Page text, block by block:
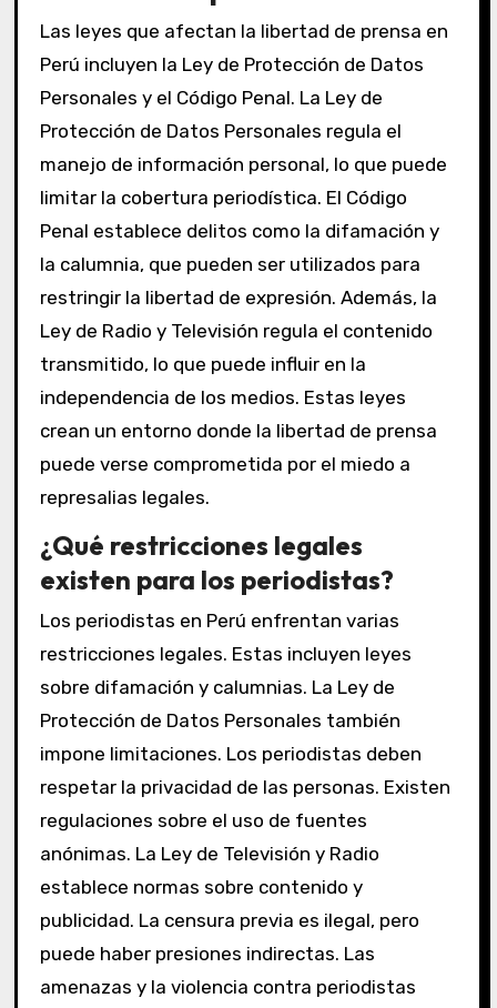
Las leyes que afectan la libertad de prensa en
Perú incluyen la Ley de Protección de Datos
Personales y el Código Penal. La Ley de
Protección de Datos Personales regula el
manejo de información personal, lo que puede
limitar la cobertura periodística. El Código
Penal establece delitos como la difamación y
la calumnia, que pueden ser utilizados para
restringir la libertad de expresión. Además, la
Ley de Radio y Televisión regula el contenido
transmitido, lo que puede influir en la
independencia de los medios. Estas leyes
crean un entorno donde la libertad de prensa
puede verse comprometida por el miedo a
represalias legales.
¿Qué restricciones legales
existen para los periodistas?
Los periodistas en Perú enfrentan varias
restricciones legales. Estas incluyen leyes
sobre difamación y calumnias. La Ley de
Protección de Datos Personales también
impone limitaciones. Los periodistas deben
respetar la privacidad de las personas. Existen
regulaciones sobre el uso de fuentes
anónimas. La Ley de Televisión y Radio
establece normas sobre contenido y
publicidad. La censura previa es ilegal, pero
puede haber presiones indirectas. Las
amenazas y la violencia contra periodistas